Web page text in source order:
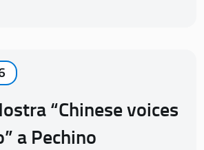
“Chinese voices
a Pechino